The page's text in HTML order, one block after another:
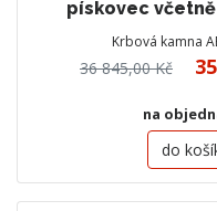
pískovec
Krbová kamna
36 845,00 Kč
na
do